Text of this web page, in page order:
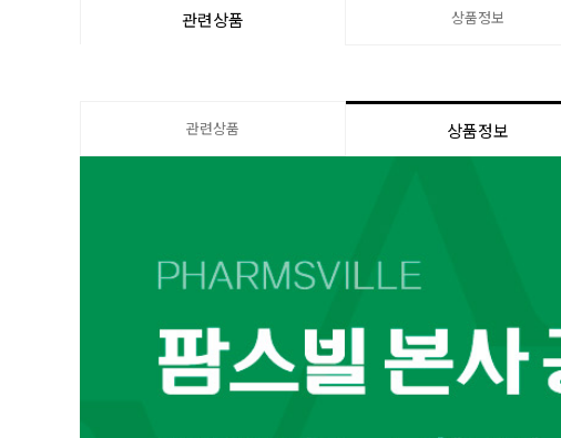
관련상품 상품정보
관련상품 상품정보